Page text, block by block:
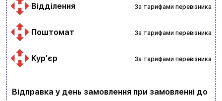
Відділення За тарифами перевізника
Поштомат За тарифами перевізника
Курʼєр За тарифами перевізника
Відправка у день замовлення при замовленні до